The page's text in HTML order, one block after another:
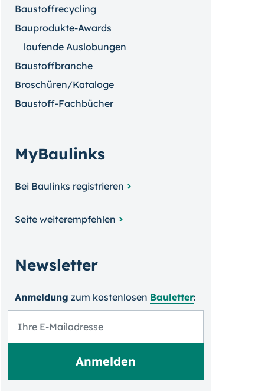
Baustoffrecycling
Bauprodukte-Awards
laufende Auslobungen
Baustoffbranche
Broschüren/Kataloge
Baustoff-Fachbücher
MyBaulinks
Bei Baulinks registrieren
Seite weiterempfehlen
Newsletter
Anmeldung zum kosten­losen Bauletter: